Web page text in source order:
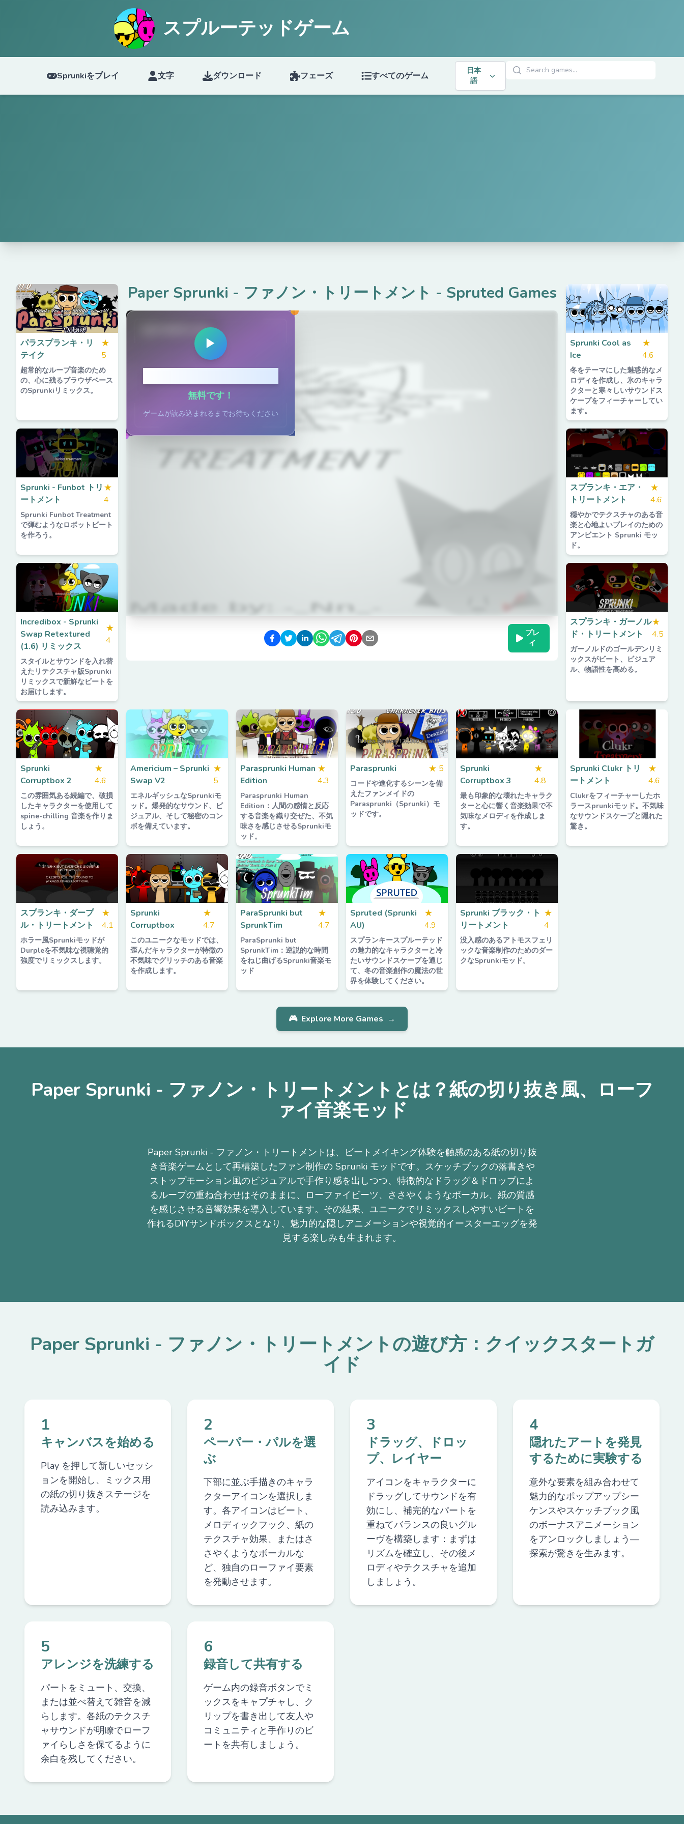
スプルーテッドゲーム
Sprunkiをプレイ 文字 ダウンロード フェーズ すべてのゲーム
日本
語
ゲームを検索
パラスプランキ・リ
テイク
★
5
超常的なループ音楽のため
の、心に残るブラウザベース
のSprunkiリミックス。
Paper Sprunki - ファノン・トリートメント - Spruted Games
spruted.com
▶
無料です！
ゲームが読み込まれるまでお待ちください
プレ
イ
Sprunki Cool as
Ice
★
4.6
冬をテーマにした魅惑的なメ
ロディを作成し、氷のキャラ
クターと寒々しいサウンドス
ケープをフィーチャーしてい
ます。
Sprunki - Funbot トリ
ートメント
★
4
Sprunki Funbot Treatment
で弾むようなロボットビート
を作ろう。
スプランキ・エア・
トリートメント
★
4.6
穏やかでテクスチャのある音
楽と心地よいプレイのための
アンビエント Sprunki モッ
ド。
Incredibox - Sprunki
Swap Retextured
(1.6) リミックス
★
4
スタイルとサウンドを入れ替
えたリテクスチャ版Sprunki
リミックスで新鮮なビートを
お届けします。
スプランキ・ガーノル
ド・トリートメント
★
4.5
ガーノルドのゴールデンリミ
ックスがビート、ビジュア
ル、物語性を高める。
Sprunki
Corruptbox 2
★
4.6
この雰囲気ある続編で、破損
したキャラクターを使用して
spine-chilling 音楽を作りま
しょう。
Americium – Sprunki
Swap V2
★
5
エネルギッシュなSprunkiモ
ッド。爆発的なサウンド、ビ
ジュアル、そして秘密のコン
ボを備えています。
Parasprunki Human
Edition
★
4.3
Parasprunki Human
Edition：人間の感情と反応
する音楽を織り交ぜた、不気
味さを感じさせるSprunkiモ
ッド。
Parasprunki ★ 5
コードや進化するシーンを備
えたファンメイドの
Parasprunki（Sprunki）モ
ッドです。
Sprunki
Corruptbox 3
★
4.8
最も印象的な壊れたキャラク
ターと心に響く音楽効果で不
気味なメロディを作成しま
す。
Sprunki Clukr トリ
ートメント
★
4.6
Clukrをフィーチャーしたホ
ラースprunkiモッド。不気味
なサウンドスケープと隠れた
驚き。
スプランキ・ダープ
ル・トリートメント
★
4.1
ホラー風Sprunkiモッドが
Durpleを不気味な視聴覚的
強度でリミックスします。
Sprunki
Corruptbox
★
4.7
このユニークなモッドでは、
歪んだキャラクターが特徴の
不気味でグリッチのある音楽
を作成します。
ParaSprunki but
SprunkTim
★
4.7
ParaSprunki but
SprunkTim：逆説的な時間
をねじ曲げるSprunki音楽モ
ッド
Spruted (Sprunki
AU)
★
4.9
スプランキースプルーテッド
の魅力的なキャラクターと冷
たいサウンドスケープを通じ
て、冬の音楽創作の魔法の世
界を体験してください。
Sprunki ブラック・ト
リートメント
★
4
没入感のあるアトモスフェリ
ックな音楽制作のためのダー
クなSprunkiモッド。
🎮 Explore More Games →
Paper Sprunki - ファノン・トリートメントとは？紙の切り抜き風、ローフ
ァイ音楽モッド
Paper Sprunki - ファノン・トリートメントは、ビートメイキング体験を触感のある紙の切り抜
き音楽ゲームとして再構築したファン制作の Sprunki モッドです。スケッチブックの落書きや
ストップモーション風のビジュアルで手作り感を出しつつ、特徴的なドラッグ＆ドロップによ
るループの重ね合わせはそのままに、ローファイビーツ、ささやくようなボーカル、紙の質感
を感じさせる音響効果を導入しています。その結果、ユニークでリミックスしやすいビートを
作れるDIYサンドボックスとなり、魅力的な隠しアニメーションや視覚的イースターエッグを発
見する楽しみも生まれます。
Paper Sprunki - ファノン・トリートメントの遊び方：クイックスタートガ
イド
1
キャンバスを始める
Play を押して新しいセッシ
ョンを開始し、ミックス用
の紙の切り抜きステージを
読み込みます。
2
ペーパー・パルを選
ぶ
下部に並ぶ手描きのキャラ
クターアイコンを選択しま
す。各アイコンはビート、
メロディックフック、紙の
テクスチャ効果、またはさ
さやくようなボーカルな
ど、独自のローファイ要素
を発動させます。
3
ドラッグ、ドロッ
プ、レイヤー
アイコンをキャラクターに
ドラッグしてサウンドを有
効にし、補完的なパートを
重ねてバランスの良いグル
ーヴを構築します：まずは
リズムを確立し、その後メ
ロディやテクスチャを追加
しましょう。
4
隠れたアートを発見
するために実験する
意外な要素を組み合わせて
魅力的なポップアップシー
ケンスやスケッチブック風
のボーナスアニメーション
をアンロックしましょう—
探索が驚きを生みます。
5
アレンジを洗練する
パートをミュート、交換、
または並べ替えて雑音を減
らします。各紙のテクスチ
ャサウンドが明瞭でローフ
ァイらしさを保てるように
余白を残してください。
6
録音して共有する
ゲーム内の録音ボタンでミ
ックスをキャプチャし、ク
リップを書き出して友人や
コミュニティと手作りのビ
ートを共有しましょう。